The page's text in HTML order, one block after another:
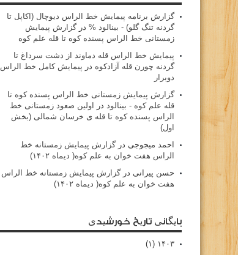
گزارش برنامه پيمايش خط الراس ديوچال (اكاپل تا
گردنه تنگ گلو) - بينالود % درگزارش پیمایش
زمستانی خط الراس پسنده کوه تا قله علم کوه
پيمايش خط الراس قله دماوند از دشت سرداغ تا
گردنه چورن قله آزادكوه در پیمایش کامل خط الراس
دوبرار
گزارش پیمایش زمستانی خط الراس پسنده کوه تا
قله علم کوه - بينالود در
اولین صعود زمستانی خط
الراس پسنده کوه تا قله ی خرسان شمالی (بخش
اول)
احمد میجوجی درگزارش پیمایش زمستانه خط
الراس هفت خوان به علم کوه( دیماه ۱۴۰۲)
حسن پیرانی درگزارش پیمایش زمستانه خط الراس
هفت خوان به علم کوه( دیماه ۱۴۰۲)
بایگانی تاریخ خورشیدی
۱۴۰۳ (۱)